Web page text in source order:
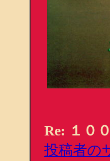
Re: １０
投稿者の